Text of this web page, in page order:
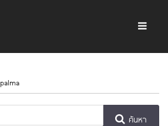
palma
ค้นหา